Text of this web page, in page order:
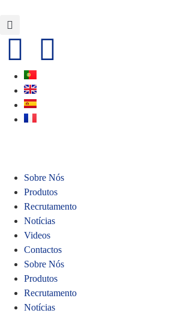
Sobre Nós
Produtos
Recrutamento
Notícias
Videos
Contactos
Sobre Nós
Produtos
Recrutamento
Notícias